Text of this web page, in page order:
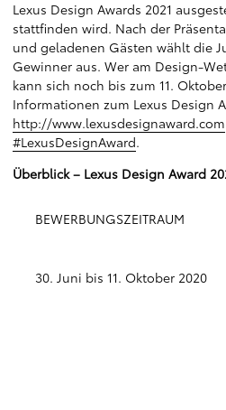
Lexus Design Awards 2021
stattfinden wird. Nach der
und geladenen Gästen wählt die
Gewinner aus. Wer am Design-
kann sich noch bis zum 11.
Informationen zum Lexus Design
http://www.lexusdesignaward.com
#LexusDesignAward.
Überblick – Lexus Design Award
BEWERBUNGSZEITRAUM
30. Juni bis 11. Oktober 2020